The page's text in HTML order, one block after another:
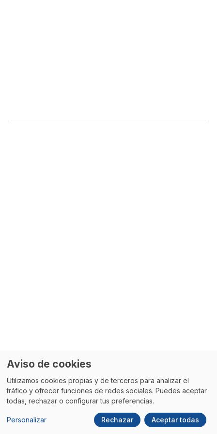
Aviso de cookies
Utilizamos cookies propias y de terceros para analizar el
tráfico y ofrecer funciones de redes sociales. Puedes aceptar
todas, rechazar o configurar tus preferencias.
Personalizar Rechazar Aceptar todas